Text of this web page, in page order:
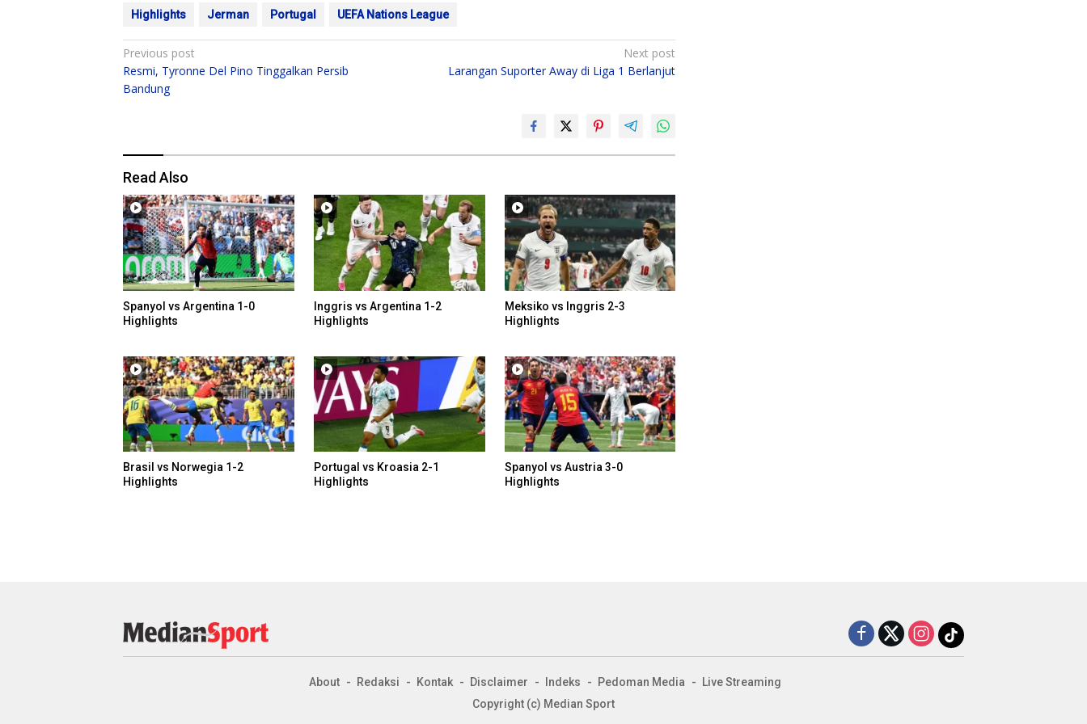
Highlights Jerman Portugal UEFA Nations League
Post
navigation
Previous post
Resmi, Tyronne Del Pino Tinggalkan Persib
Bandung
Next post
Larangan Suporter Away di Liga 1 Berlanjut
Read Also
Spanyol vs Argentina 1-0
Highlights
Inggris vs Argentina 1-2
Highlights
Meksiko vs Inggris 2-3
Highlights
Brasil vs Norwegia 1-2
Highlights
Portugal vs Kroasia 2-1
Highlights
Spanyol vs Austria 3-0
Highlights
About Redaksi Kontak Disclaimer Indeks Pedoman Media
Live Streaming
Copyright (c) Median Sport